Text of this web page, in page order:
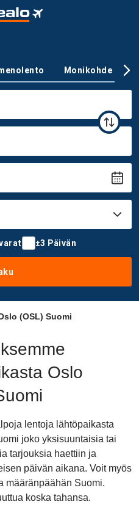
Monikohde
±3 Päivän
(OSL) Suomi
Oslo
lentoja lähtöpaikasta
joko yksisuuntaisia tai
tarjouksia haettiin ja
päivän aikana. Voit myös
määränpäähän Suomi.
koska tahansa.